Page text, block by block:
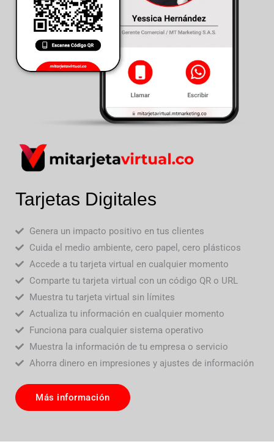
Tarjetas Digitales
Genera un impacto positivo en tus clientes
Cuida el medio ambiente, cero papel, cero plásticos
Accede a tu tarjeta virtual en cualquier momento
Comparte tu tarjeta virtual con un código QR o URL
Muestra tu tarjeta virtual sin límites
Actualiza tu información en cualquier momento
Funciona para cualquier sistema operativo
Muestra la información de tu empresa o servicio
Ahorra dinero en impresiones y ajustes de información
Más información